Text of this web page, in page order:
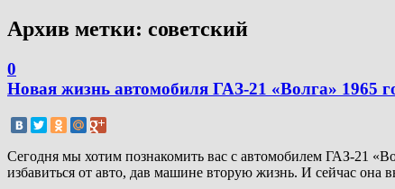
Архив метки: советский
0
Новая жизнь автомобиля ГАЗ-21 «Волга» 1965
Сегодня мы хотим познакомить вас с автомобилем ГАЗ-21
избавиться от авто, дав машине вторую жизнь. И сейчас она